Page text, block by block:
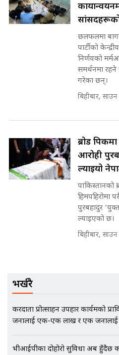
मन्त्री
||
मन्त्रीले
नोट
मृतकका
भौतारिदै
गोप्य
कनेक्सन !
गायब ||
छलफलमा
पार्टीको
निर्णयको
समर्थनमा
गरेका छन्।
बिहीबार,
ब्रोड
आरोही
ल्याइयो
पाकिस्तानको
हिमपहिरोमा
पुरबहादुर
ल्याइएको छ।
बिहीबार,
भर्खरै
करदाता प्रोत्साहन उपहार कार्यक्रमको
जनालाई एक-एक लाख र एक जनालाई
भीआईपीका दोहोरो सुविधा अब हुँदैछ